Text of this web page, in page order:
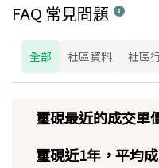
FAQ 常見問題
全部 社區資料 社區
璽硯最近的成交單
璽硯近1年，平均